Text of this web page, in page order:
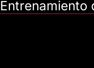
Entrenamiento